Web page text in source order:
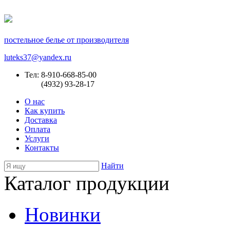
постельное белье от производителя
luteks37@yandex.ru
Тел: 8-910-668-85-00
(4932) 93-28-17
О нас
Как купить
Доставка
Оплата
Услуги
Контакты
Найти
Каталог продукции
Новинки